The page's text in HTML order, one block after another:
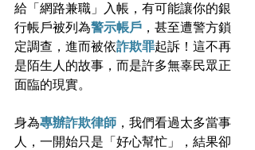
給「網路兼職」入帳，有可能讓你的銀
行帳戶被列為警示帳戶 ，甚至遭警方鎖
定調查，進而被依詐欺罪起訴！這不再
是陌生人的故事，而是許多無辜民眾正
面臨的現實。
身為專辦詐欺律師 ，我們看過太多當事
人，一開始只是「好心幫忙」，結果卻